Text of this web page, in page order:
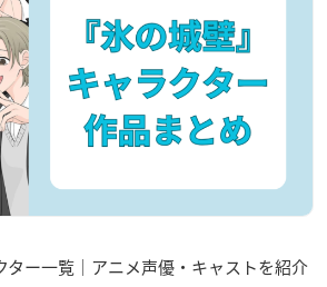
ター一覧｜アニメ声優・キャストを紹介